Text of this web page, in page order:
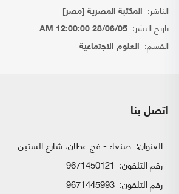
الناشر: المكتبة المصرية [مصر]
تاريخ النشر: 28/06/05 12:00:00 AM
القسم: العلوم الاجتماعية
اتصل بنا
العنوان: صنعاء - فج عطان، شارع الستين
رقم التلفون: 9671450121
رقم التلفون: 9671445993